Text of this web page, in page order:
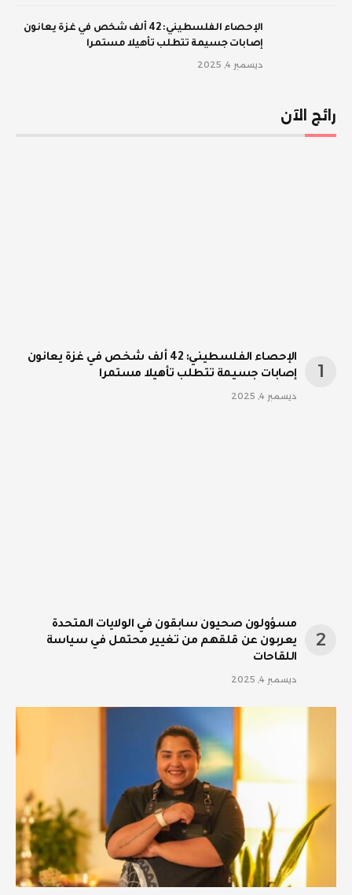
الإحصاء الفلسطيني: 42 ألف شخص في غزة يعانون
إصابات جسيمة تتطلب تأهيلا مستمرا
ديسمبر 4, 2025
رائج الآن
الإحصاء الفلسطيني: 42 ألف شخص في غزة يعانون
إصابات جسيمة تتطلب تأهيلا مستمرا
ديسمبر 4, 2025
مسؤولون صحيون سابقون في الولايات المتحدة
يعربون عن قلقهم من تغيير محتمل في سياسة
اللقاحات
ديسمبر 4, 2025